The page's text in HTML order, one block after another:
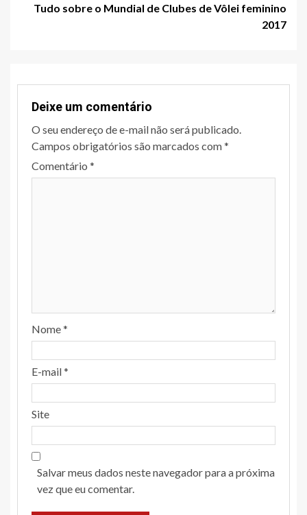
Tudo sobre o Mundial de Clubes de Vôlei feminino
2017
Deixe um comentário
O seu endereço de e-mail não será publicado.
Campos obrigatórios são marcados com*
Comentário *
Nome*
E-mail*
Site
Salvar meus dados neste navegador para a próxima
vez que eu comentar.